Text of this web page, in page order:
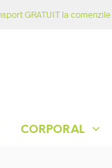
GRATUIT la
CORPORAL